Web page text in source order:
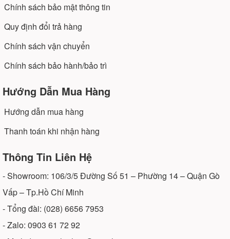
Chính sách bảo mật thông tin
Quy định đổi trả hàng
Chính sách vận chuyển
Chính sách bảo hành/bảo trì
Hướng Dẫn Mua Hàng
Hướng dẫn mua hàng
Thanh toán khi nhận hàng
Thông Tin Liên Hệ
- Showroom: 106/3/5 Đường Số 51 – Phường 14 – Quận Gò
Vấp – Tp.Hồ Chí Minh
- Tổng đài: (028) 6656 7953
- Zalo: 0903 61 72 92